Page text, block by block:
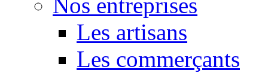
Les artisans
Les commerçants